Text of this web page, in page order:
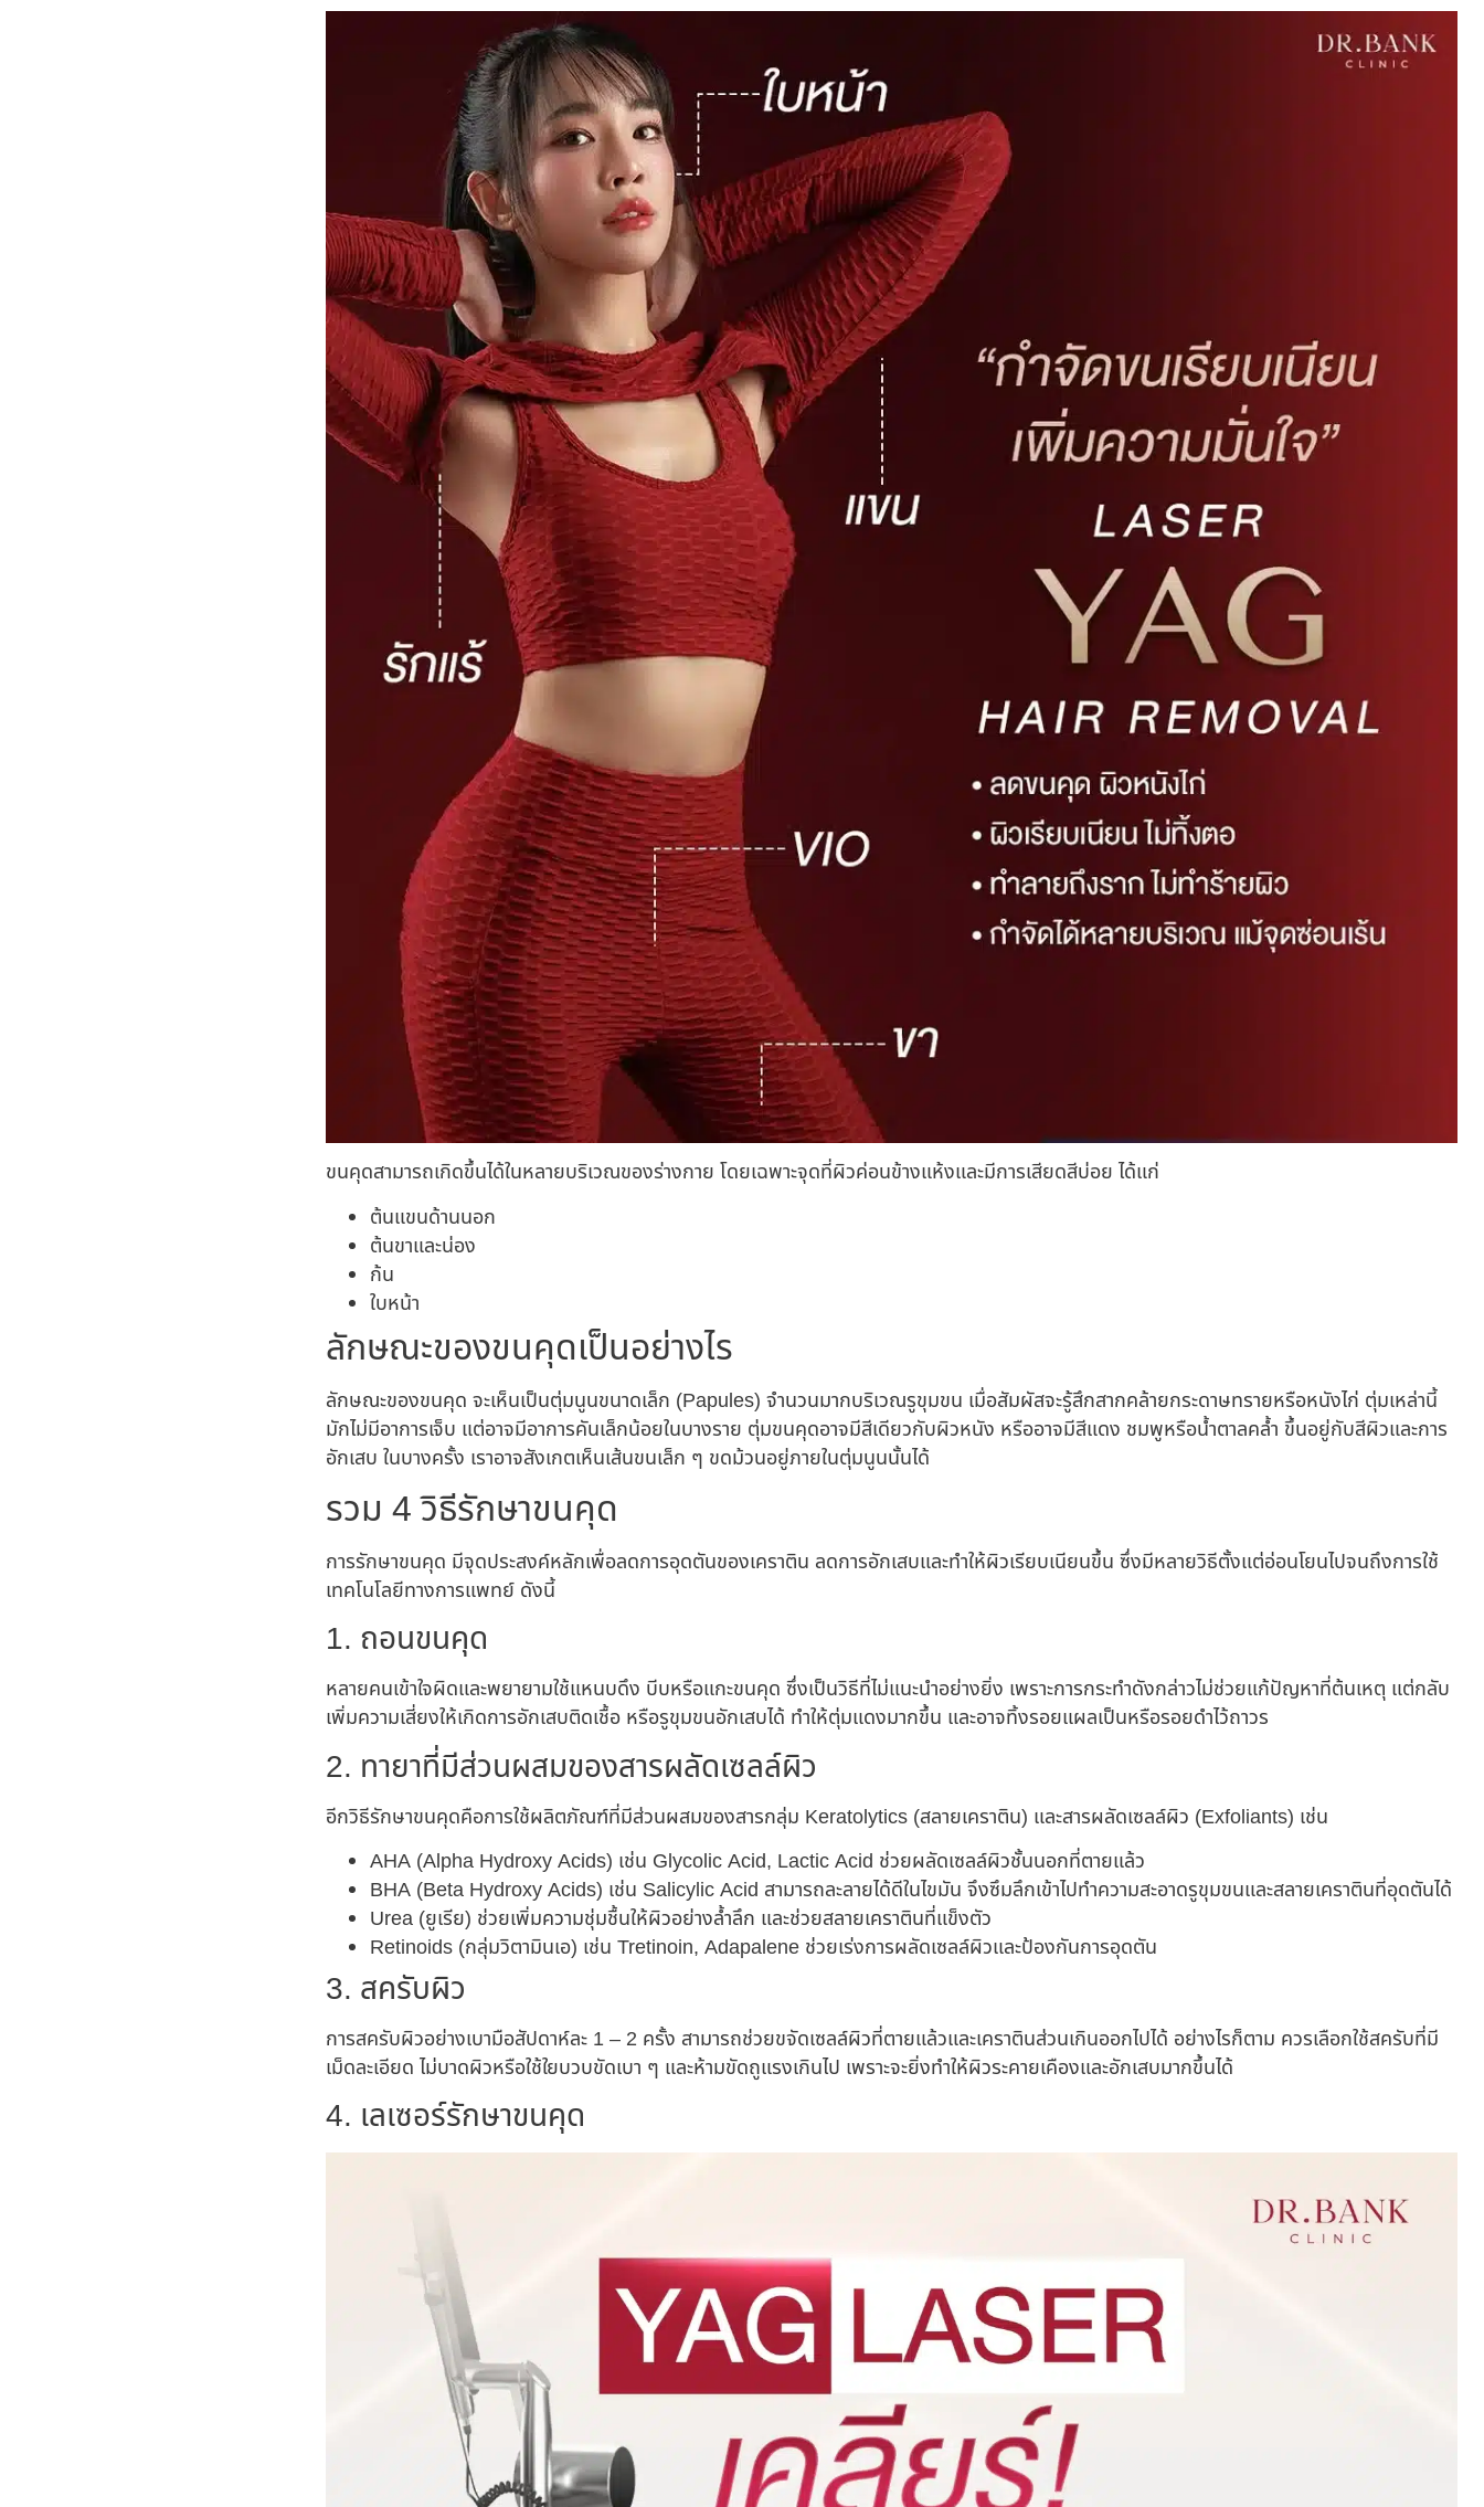
ขนคุดสามารถเกิดขึ้นได้ในหลายบริเวณของร่างกาย โดยเฉพาะจุดที่ผิวค่อนข้างแห้งและมีการเสียดสีบ่อย ได้แก่
ต้นแขนด้านนอก
ต้นขาและน่อง
ก้น
ใบหน้า
ลักษณะของขนคุดเป็นอย่างไร
ลักษณะของขนคุด จะเห็นเป็นตุ่มนูนขนาดเล็ก (Papules) จำนวนมากบริเวณรูขุมขน เมื่อสัมผัสจะรู้สึกสากคล้ายกระดาษทรายหรือหนังไก่ ตุ่มเหล่านี้
มักไม่มีอาการเจ็บ แต่อาจมีอาการคันเล็กน้อยในบางราย ตุ่มขนคุดอาจมีสีเดียวกับผิวหนัง หรืออาจมีสีแดง ชมพูหรือน้ำตาลคล้ำ ขึ้นอยู่กับสีผิวและการ
อักเสบ ในบางครั้ง เราอาจสังเกตเห็นเส้นขนเล็ก ๆ ขดม้วนอยู่ภายในตุ่มนูนนั้นได้
รวม 4 วิธีรักษาขนคุด
การรักษาขนคุด มีจุดประสงค์หลักเพื่อลดการอุดตันของเคราติน ลดการอักเสบและทำให้ผิวเรียบเนียนขึ้น ซึ่งมีหลายวิธีตั้งแต่อ่อนโยนไปจนถึงการใช้
เทคโนโลยีทางการแพทย์ ดังนี้
1. ถอนขนคุด
หลายคนเข้าใจผิดและพยายามใช้แหนบดึง บีบหรือแกะขนคุด ซึ่งเป็นวิธีที่ไม่แนะนำอย่างยิ่ง เพราะการกระทำดังกล่าวไม่ช่วยแก้ปัญหาที่ต้นเหตุ แต่กลับ
เพิ่มความเสี่ยงให้เกิดการอักเสบติดเชื้อ หรือรูขุมขนอักเสบได้ ทำให้ตุ่มแดงมากขึ้น และอาจทิ้งรอยแผลเป็นหรือรอยดำไว้ถาวร
2. ทายาที่มีส่วนผสมของสารผลัดเซลล์ผิว
อีกวิธีรักษาขนคุดคือการใช้ผลิตภัณฑ์ที่มีส่วนผสมของสารกลุ่ม Keratolytics (สลายเคราติน) และสารผลัดเซลล์ผิว (Exfoliants) เช่น
AHA (Alpha Hydroxy Acids) เช่น Glycolic Acid, Lactic Acid ช่วยผลัดเซลล์ผิวชั้นนอกที่ตายแล้ว
BHA (Beta Hydroxy Acids) เช่น Salicylic Acid สามารถละลายได้ดีในไขมัน จึงซึมลึกเข้าไปทำความสะอาดรูขุมขนและสลายเคราตินที่อุดตันได้
Urea (ยูเรีย) ช่วยเพิ่มความชุ่มชื้นให้ผิวอย่างล้ำลึก และช่วยสลายเคราตินที่แข็งตัว
Retinoids (กลุ่มวิตามินเอ) เช่น Tretinoin, Adapalene ช่วยเร่งการผลัดเซลล์ผิวและป้องกันการอุดตัน
3. สครับผิว
การสครับผิวอย่างเบามือสัปดาห์ละ 1 – 2 ครั้ง สามารถช่วยขจัดเซลล์ผิวที่ตายแล้วและเคราตินส่วนเกินออกไปได้ อย่างไรก็ตาม ควรเลือกใช้สครับที่มี
เม็ดละเอียด ไม่บาดผิวหรือใช้ใยบวบขัดเบา ๆ และห้ามขัดถูแรงเกินไป เพราะจะยิ่งทำให้ผิวระคายเคืองและอักเสบมากขึ้นได้
4. เลเซอร์รักษาขนคุด